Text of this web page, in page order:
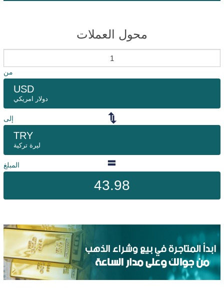
محول العملات
من
USD
دولار امريكي
إلى
TRY
ليرة تركية
المبلغ
43.98